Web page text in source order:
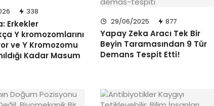
338
Erkekler
Y kromozomlarını
ve Y Kromozomu
Kadar Masum
29/06/2025 877
Yapay Zeka Aracı Tek Bir
Beyin Taramasından 9 Tür
Demans Tespit Etti!